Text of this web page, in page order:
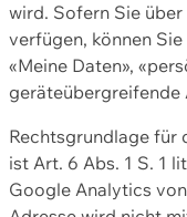
wird. Sofern Sie
verfügen, können
«Meine Daten»,
geräteübergreifende
Rechtsgrundlage für
ist Art. 6 Abs. 1 S. 1
Google Analytics